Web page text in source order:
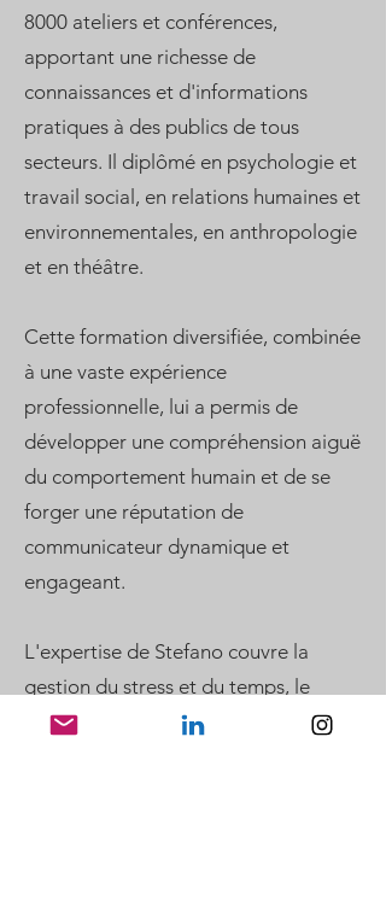
8000 ateliers et conférences,
apportant une richesse de
connaissances et d'informations
pratiques à des publics de tous
secteurs. Il diplômé en psychologie et
travail social, en relations humaines et
environnementales, en anthropologie
et en théâtre.
Cette formation diversifiée, combinée
à une vaste expérience
professionnelle, lui a permis de
développer une compréhension aiguë
du comportement humain et de se
forger une réputation de
communicateur dynamique et
engageant.
L'expertise de Stefano couvre la
gestion du stress et du temps, le
coaching individuel en entreprise, la